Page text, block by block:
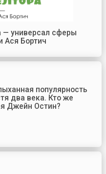
— универсал сферы
Ася Бортич
популярность
два века. Кто же
Джейн Остин?